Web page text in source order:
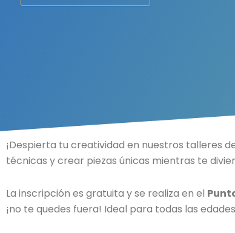
¡Despierta tu creatividad en nuestros talleres
técnicas y crear piezas únicas mientras te
La inscripción es gratuita y se realiza en el
¡no te quedes fuera! Ideal para todas las